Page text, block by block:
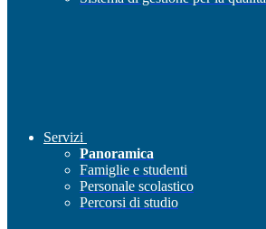
Servizi
Panoramica
Famiglie e studenti
Personale scolastico
Percorsi di studio